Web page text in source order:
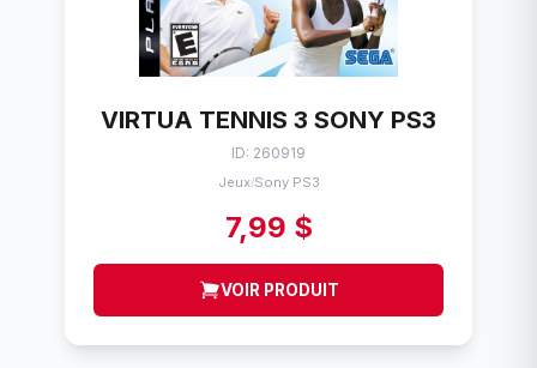
VIRTUA TENNIS 3 SONY PS3
ID: 260919
Jeux/Sony PS3
7,99 $
VOIR PRODUIT